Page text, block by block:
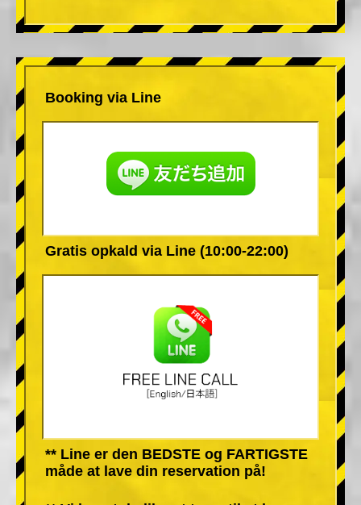
Booking via Line
Gratis opkald via Line (10:00-22:00)
** Line er den BEDSTE og FARTIGSTE
måde at lave din reservation på!